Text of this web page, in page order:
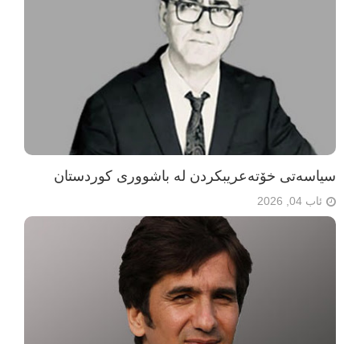
سیاسەتی خۆتەعریبکردن لە باشووری کوردستان
ئاب 04, 2026